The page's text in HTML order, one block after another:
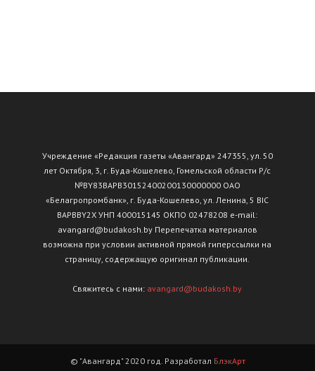
Учреждение «Редакция газеты «Авангард» 247355, ул. 50
лет Октября, 3, г. Буда-Кошелево, Гомельской области Р/с
№ВY83ВАРВ30152400200130000000 ОАО
«Белагропромбанк», г. Буда-Кошелево, ул. Ленина, 5 BIC
BAPBBY2X УНП 400015145 ОКПО 02478208 e-mail:
avangard@budakosh.by Перепечатка материалов
возможна при условии активной прямой гиперссылки на
страницу, содержащую оригинал публикации.
Свяжитесь с нами: avangard@budakosh.by
© "Авангард" 2020 год. Разработал БлэкАрт